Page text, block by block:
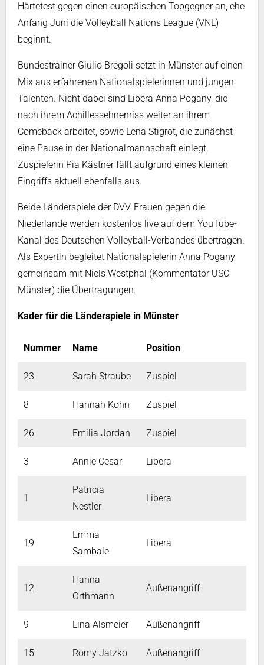
Härtetest gegen einen europäischen Topgegner an, ehe
Anfang Juni die Volleyball Nations League (VNL)
beginnt.
Bundestrainer Giulio Bregoli setzt in Münster auf einen
Mix aus erfahrenen Nationalspielerinnen und jungen
Talenten. Nicht dabei sind Libera Anna Pogany, die
nach ihrem Achillessehnenriss weiter an ihrem
Comeback arbeitet, sowie Lena Stigrot, die zunächst
eine Pause in der Nationalmannschaft einlegt.
Zuspielerin Pia Kästner fällt aufgrund eines kleinen
Eingriffs aktuell ebenfalls aus.
Beide Länderspiele der DVV-Frauen gegen die
Niederlande werden kostenlos live auf dem YouTube-
Kanal des Deutschen Volleyball-Verbandes übertragen.
Als Expertin begleitet Nationalspielerin Anna Pogany
gemeinsam mit Niels Westphal (Kommentator USC
Münster) die Übertragungen.
Kader für die Länderspiele in Münster
Nummer Name Position
23 Sarah Straube Zuspiel
8 Hannah Kohn Zuspiel
26 Emilia Jordan Zuspiel
3 Annie Cesar Libera
1
Patricia
Nestler
Libera
19
Emma
Sambale
Libera
12
Hanna
Orthmann
Außenangriff
9 Lina Alsmeier Außenangriff
15 Romy Jatzko Außenangriff